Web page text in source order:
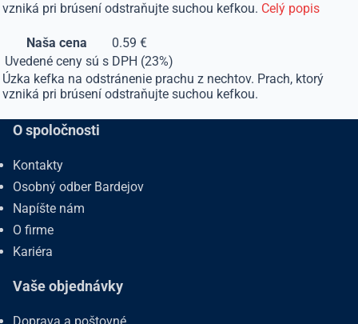
vzniká pri brúsení odstraňujte suchou kefkou. Celý popis
Naša cena
0.59 €
Uvedené ceny sú s DPH (23%)
Úzka kefka na odstránenie prachu z nechtov. Prach, ktorý
vzniká pri brúsení odstraňujte suchou kefkou.
O spoločnosti
Kontakty
Osobný odber Bardejov
Napíšte nám
O firme
Kariéra
Vaše objednávky